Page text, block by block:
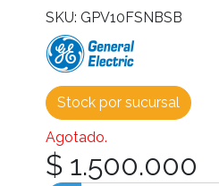
SKU: GPV10FSNBSB
Stock por sucursal
Agotado.
$ 1.500.000